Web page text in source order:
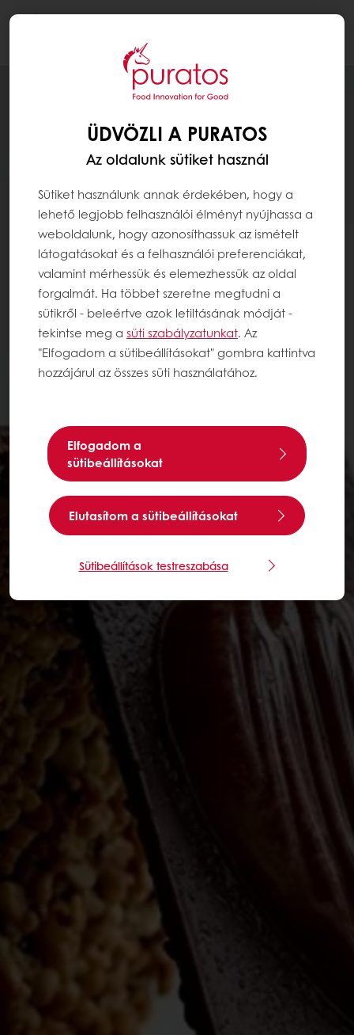
ÜDVÖZLI A PURATOS
Az oldalunk sütiket használ
Sütiket használunk annak érdekében, hogy a
lehető legjobb felhasználói élményt nyújhassa a
weboldalunk, hogy azonosíthassuk az ismételt
látogatásokat és a felhasználói preferenciákat,
valamint mérhessük és elemezhessük az oldal
forgalmát. Ha többet szeretne megtudni a
sütikről - beleértve azok letiltásának módját -
tekintse meg a süti szabályzatunkat. Az
"Elfogadom a sütibeállításokat" gombra kattintva
hozzájárul az összes süti használatához.
Elfogadom a
sütibeállításokat
Elutasítom a sütibeállításokat
Sütibeállítások testreszabása